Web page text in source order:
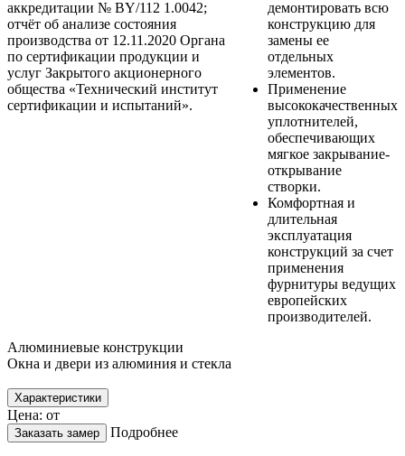
аккредитации № BY/112 1.0042;
отчёт об анализе состояния
производства от 12.11.2020 Органа
по сертификации продукции и
услуг Закрытого акционерного
общества «Технический институт
сертификации и испытаний».
демонтировать всю
конструкцию для
замены ее
отдельных
элементов.
Применение
высококачественных
уплотнителей,
обеспечивающих
мягкое закрывание-
открывание
створки.
Комфортная и
длительная
эксплуатация
конструкций за счет
применения
фурнитуры ведущих
европейских
производителей.
Алюминиевые конструкции
Окна и двери из алюминия и стекла
Характеристики
Цена: от
Заказать замер Подробнее